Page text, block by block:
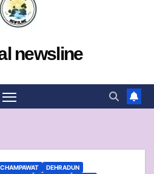
newsline
CHAMPAWAT
DEHRADUN